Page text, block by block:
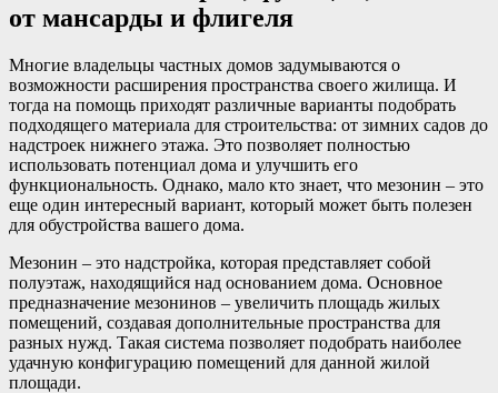
от мансарды и флигеля
Многие владельцы частных домов задумываются о
возможности расширения пространства своего жилища. И
тогда на помощь приходят различные варианты подобрать
подходящего материала для строительства: от зимних садов до
надстроек нижнего этажа. Это позволяет полностью
использовать потенциал дома и улучшить его
функциональность. Однако, мало кто знает, что мезонин – это
еще один интересный вариант, который может быть полезен
для обустройства вашего дома.
Мезонин – это надстройка, которая представляет собой
полуэтаж, находящийся над основанием дома. Основное
предназначение мезонинов – увеличить площадь жилых
помещений, создавая дополнительные пространства для
разных нужд. Такая система позволяет подобрать наиболее
удачную конфигурацию помещений для данной жилой
площади.